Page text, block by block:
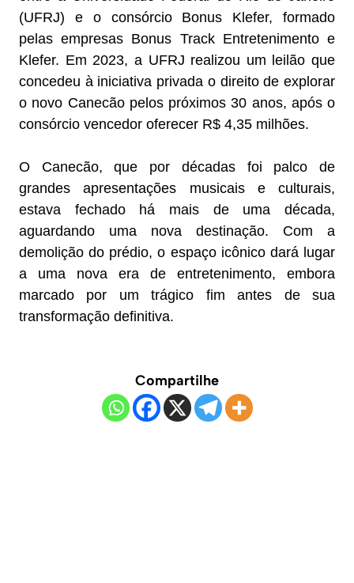
(UFRJ) e o consórcio Bonus Klefer, formado
pelas empresas Bonus Track Entretenimento e
Klefer. Em 2023, a UFRJ realizou um leilão que
concedeu à iniciativa privada o direito de explorar
o novo Canecão pelos próximos 30 anos, após o
consórcio vencedor oferecer R$ 4,35 milhões.
O Canecão, que por décadas foi palco de
grandes apresentações musicais e culturais,
estava fechado há mais de uma década,
aguardando uma nova destinação. Com a
demolição do prédio, o espaço icônico dará lugar
a uma nova era de entretenimento, embora
marcado por um trágico fim antes de sua
transformação definitiva.
Compartilhe